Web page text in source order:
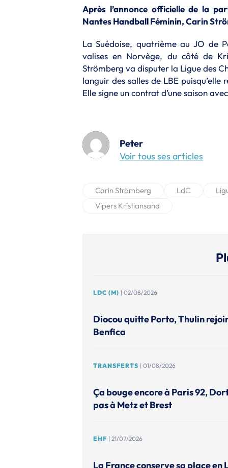
Après l’annonce officielle de la
Nantes Handball Féminin, Carin
La Suédoise, quatrième au JO de
valises en Norvège, du côté de
Strömberg va disputer la Ligue des
languir des salles de LBE
Elle signe un contrat d’une saison
Peter
Voir tous ses articles
Carin Strömberg LdC
Vipers Kristiansand
LDC (M) | 02/08/2026
Diocou quitte Porto, Thulin
Benfica
TRANSFERTS | 01/08/2026
Ça bouge encore à Paris 92,
pas à Metz et Brest
EHF | 21/07/2026
La France conserve sa place en